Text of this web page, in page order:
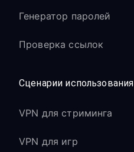
Генератор паролей
Проверка ссылок
Сценарии использования
VPN для стриминга
VPN для игр